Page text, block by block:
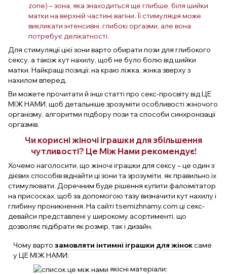
zone) – зона, яка знаходиться ще глибше, біля шийки
матки на верхній частині вагіни. Її стимуляція може
викликати інтенсивні, глибокі оргазми, але вона
потребує делікатності.
Для стимуляції цієї зони варто обирати пози для глибокого
сексу, а також кут нахилу, щоб не було болю від шийки
матки. Найкращі позиції: на краю ліжка, жінка зверху з
нахилом вперед.
Ви можете прочитати й інші статті про секс-просвіту від ЦЕ
МІЖ НАМИ, щоб детальніше зрозуміти особливості жіночого
організму, алгоритми підбору пози та способи синхронізації
оргазмів.
Чи корисні жіночі іграшки для збільшення
чутливості? Це Між Нами рекомендує!
Хочемо наголосити, що жіночі іграшки для сексу – це один з
дієвих способів віднайти ці зони та зрозуміти, як правильно їх
стимулювати. Доречним буде рішення купити фалоімітатор
на присосках, щоб за допомогою тазу визначити кут нахилу і
глибину проникнення. На сайті tsemizhnamy.com ці секс-
девайси представлені у широкому асортименті, що
дозволяє підібрати як розмір, так і дизайн.
Чому варто замовляти інтимні іграшки для жіноксаме
у ЦЕ МІЖ НАМИ:
якісні матеріали;